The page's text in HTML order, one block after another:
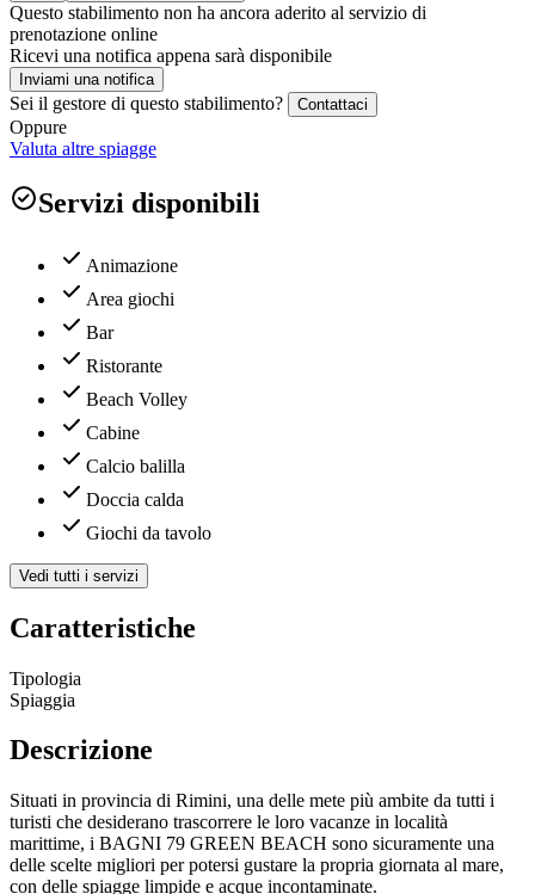
Questo stabilimento non ha ancora aderito al servizio di
prenotazione online
Ricevi una notifica appena sarà disponibile
Inviami una notifica
Sei il gestore di questo stabilimento? Contattaci
Oppure
Valuta altre spiagge
Servizi disponibili
Animazione
Area giochi
Bar
Ristorante
Beach Volley
Cabine
Calcio balilla
Doccia calda
Giochi da tavolo
Vedi tutti i servizi
Caratteristiche
Tipologia
Spiaggia
Descrizione
Situati in provincia di Rimini, una delle mete più ambite da tutti i
turisti che desiderano trascorrere le loro vacanze in località
marittime, i BAGNI 79 GREEN BEACH sono sicuramente una
delle scelte migliori per potersi gustare la propria giornata al mare,
con delle spiagge limpide e acque incontaminate.